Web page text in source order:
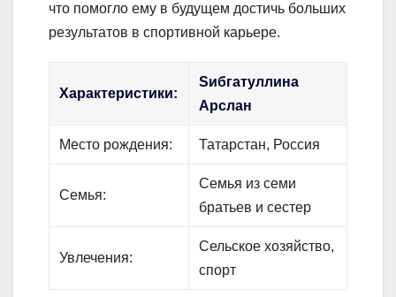
что помогло ему в будущем достичь больших
результатов в спортивной карьере.
Характеристики:
Sибгатуллина
Арслан
Место рождения: Татарстан, Россия
Семья:
Семья из семи
братьев и сестер
Увлечения:
Сельское хозяйство,
спорт